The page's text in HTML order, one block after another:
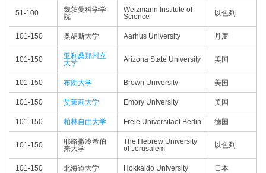
51-100
魏茨曼科学学
院
Weizmann Institute of
Science
以色列
101-150 奥胡斯大学 Aarhus University 丹麦
101-150
亚利桑那州立
大学
Arizona State University 美国
101-150 布朗大学 Brown University 美国
101-150 艾茉莉大学 Emory University 美国
101-150 柏林自由大学 Freie Universitaet Berlin 德国
101-150
耶路撒冷希伯
来大学
The Hebrew University
of Jerusalem
以色列
101-150 北海道大学 Hokkaido University 日本